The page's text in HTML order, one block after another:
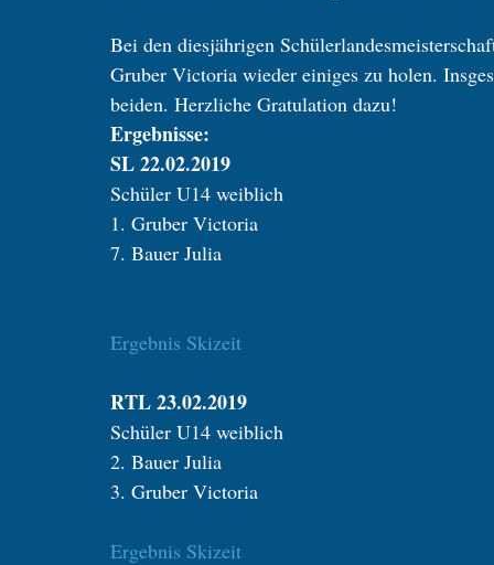
Bei den diesjährigen
Gruber Victoria wieder einiges zu holen.
beiden. Herzliche Gratulation dazu!
Ergebnisse:
SL 22.02.2019
Schüler U14 weiblich
1. Gruber Victoria
7. Bauer Julia
Ergebnis Skizeit
RTL 23.02.2019
Schüler U14 weiblich
2. Bauer Julia
3. Gruber Victoria
Ergebnis Skizeit